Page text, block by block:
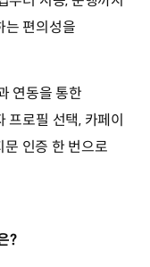
는 편의성을
연동을 통한
프로필 선택, 카페이
문 인증 한 번으로
?